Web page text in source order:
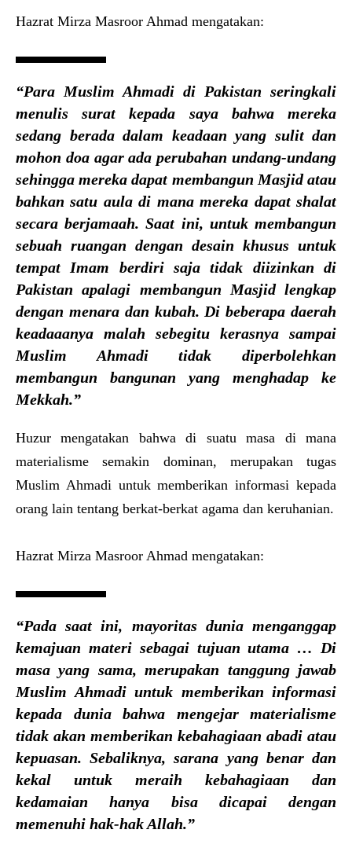
Hazrat Mirza Masroor Ahmad mengatakan:
“Para Muslim Ahmadi di Pakistan seringkali
menulis surat kepada saya bahwa mereka
sedang berada dalam keadaan yang sulit dan
mohon doa agar ada perubahan undang-undang
sehingga mereka dapat membangun Masjid atau
bahkan satu aula di mana mereka dapat shalat
secara berjamaah. Saat ini, untuk membangun
sebuah ruangan dengan desain khusus untuk
tempat Imam berdiri saja tidak diizinkan di
Pakistan apalagi membangun Masjid lengkap
dengan menara dan kubah. Di beberapa daerah
keadaaanya malah sebegitu kerasnya sampai
Muslim Ahmadi tidak diperbolehkan
membangun bangunan yang menghadap ke
Mekkah.”
Huzur mengatakan bahwa di suatu masa di mana
materialisme semakin dominan, merupakan tugas
Muslim Ahmadi untuk memberikan informasi kepada
orang lain tentang berkat-berkat agama dan keruhanian.
Hazrat Mirza Masroor Ahmad mengatakan:
“Pada saat ini, mayoritas dunia menganggap
kemajuan materi sebagai tujuan utama … Di
masa yang sama, merupakan tanggung jawab
Muslim Ahmadi untuk memberikan informasi
kepada dunia bahwa mengejar materialisme
tidak akan memberikan kebahagiaan abadi atau
kepuasan. Sebaliknya, sarana yang benar dan
kekal untuk meraih kebahagiaan dan
kedamaian hanya bisa dicapai dengan
memenuhi hak-hak Allah.”